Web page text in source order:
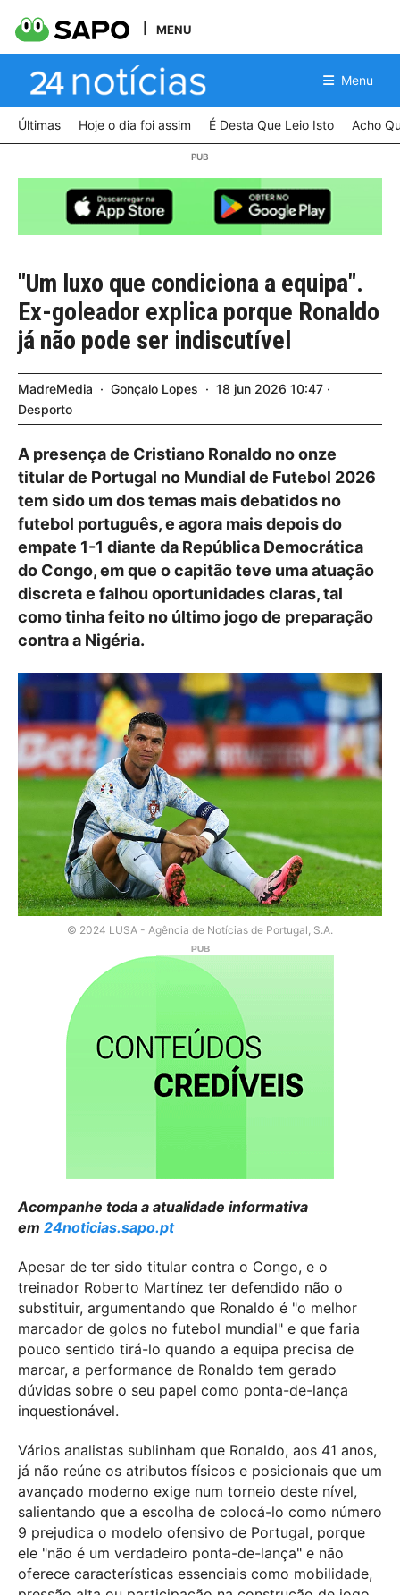
MENU
Menu
Últimas Hoje o dia foi assim É Desta Que Leio Isto Acho
"Um luxo que condiciona a equipa".
Ex-goleador explica porque Ronaldo
já não pode ser indiscutível
MadreMedia Gonçalo Lopes 18 jun 2026 10:47
Desporto
A presença de Cristiano Ronaldo no onze
titular de Portugal no Mundial de Futebol 2026
tem sido um dos temas mais debatidos no
futebol português, e agora mais depois do
empate 1-1 diante da República Democrática
do Congo, em que o capitão teve uma atuação
discreta e falhou oportunidades claras, tal
como tinha feito no último jogo de preparação
contra a Nigéria.
© 2024 LUSA - Agência de Notícias de Portugal, S.A.
Acompanhe toda a atualidade informativa
em 24noticias.sapo.pt
Apesar de ter sido titular contra o Congo, e o
treinador Roberto Martínez ter defendido não o
substituir, argumentando que Ronaldo é "o melhor
marcador de golos no futebol mundial" e que faria
pouco sentido tirá-lo quando a equipa precisa de
marcar, a performance de Ronaldo tem gerado
dúvidas sobre o seu papel como ponta-de-lança
inquestionável.
Vários analistas sublinham que Ronaldo, aos 41 anos,
já não reúne os atributos físicos e posicionais que um
avançado moderno exige num torneio deste nível,
salientando que a escolha de colocá-lo como número
9 prejudica o modelo ofensivo de Portugal, porque
ele "não é um verdadeiro ponta-de-lança" e não
oferece características essenciais como mobilidade,